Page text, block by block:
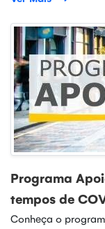
Programa
tempos de
Conheça o